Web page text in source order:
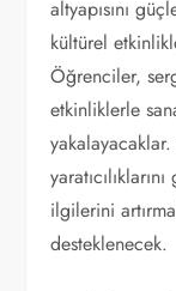
altyapısını
kültürel
Öğrenciler,
etkinliklerle
ilgilerini
desteklenecek.